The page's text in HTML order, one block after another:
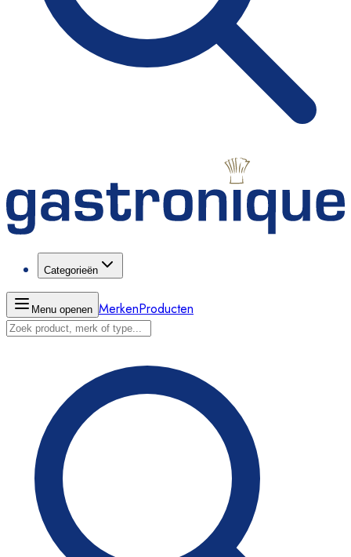
Categorieën
Menu openen MerkenProducten